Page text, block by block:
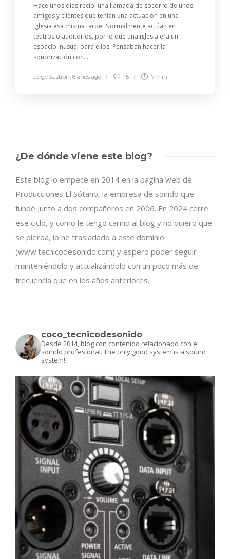
Hace unos días recibí una llamada de socorro de unos
amigos y clientes que tenían una actuación en una
iglesia esa misma tarde. Normalmente actúan en
teatros o auditorios, por lo que una iglesia era un
espacio inusual para ellos. Pensaban hacer la
sonorización con...
Jorge Sastrón, 8 años ago 15 7 min
¿De dónde viene este blog?
Este blog lo empecé en 2014 en la página web de
Producciones El Sótano, la empresa de sonido que
fundé junto a dos compañeros en 2006. En 2024 cerré
ese ciclo, y como le tengo cariño al blog y no quiero que
se pierda, lo he trasladado a este dominio
(www.tecnicodesonido.com) y espero poder seguir
manteniéndolo y actualizándolo con un poco más de
frecuencia que en los años anteriores.
coco_tecnicodesonido
Desde 2014, blog con contenido relacionado con el
sonido profesional. The only good system is a sound
system!